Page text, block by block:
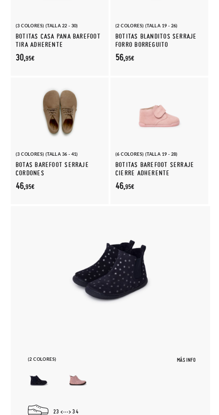
(3 COLORES) (TALLA 22 - 30)
BOTITAS CASA PANA BAREFOOT
TIRA ADHERENTE
30,95€
(2 COLORES) (TALLA 19 - 26)
BOTITAS BLANDITOS SERRAJE
FORRO BORREGUITO
56,95€
(3 COLORES) (TALLA 36 - 41)
BOTAS BAREFOOT SERRAJE
CORDONES
46,95€
(6 COLORES) (TALLA 19 - 28)
BOTITAS BAREFOOT SERRAJE
CIERRE ADHERENTE
46,95€
(2 COLORES) MÁS INFO
23 34